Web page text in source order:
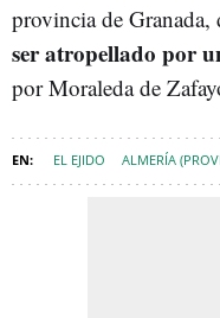
provincia de Granada,
ser atropellado por
por Moraleda de
EL EJIDO ALMERÍA